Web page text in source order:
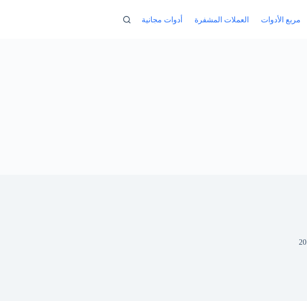
مربع الأدوات العملات المشفرة أدوات مجانية
هل تبحث عن أفضل التطبيقات لتعزيز إنتاجية نظام التشغيل Android وتجربة المستخدم؟ نسرد لك هنا أفضل 20